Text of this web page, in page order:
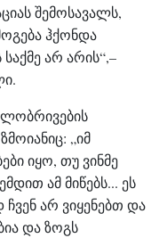
შემოსავალს,
ჰქონდა
არ არის“,–
„იმ
იყო, თუ ვინმე
ამ მიწებს... ეს
ჩვენ არ ვიყენებთ და
და ზოგს